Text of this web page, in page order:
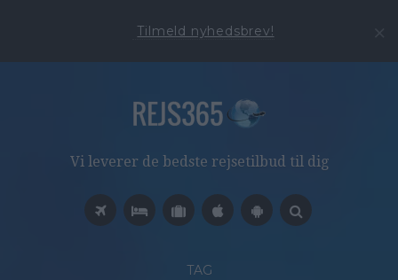
Tilmeld nyhedsbrev!
Vi leverer de bedste rejsetilbud til dig
TAG